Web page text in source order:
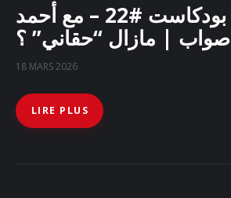
رشمة بودكاست #22 – مع أحمد
صواب | مازال “حقاني” ؟
18 MARS 2026
LIRE PLUS